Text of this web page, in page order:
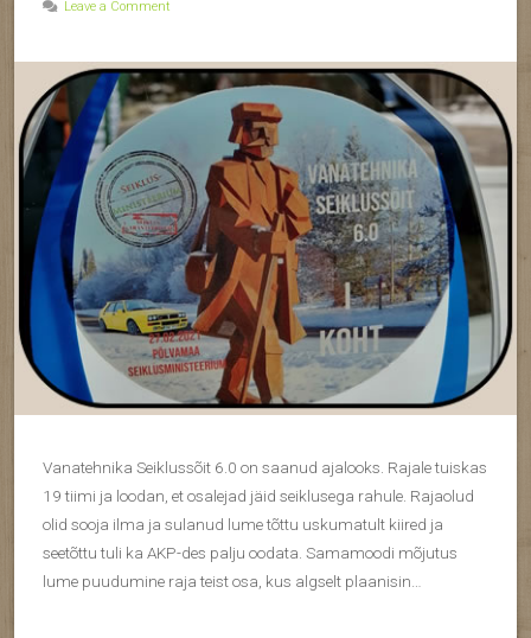
Leave a Comment
Vanatehnika Seiklussõit 6.0 on saanud ajalooks. Rajale tuiskas
19 tiimi ja loodan, et osalejad jäid seiklusega rahule. Rajaolud
olid sooja ilma ja sulanud lume tõttu uskumatult kiired ja
seetõttu tuli ka AKP-des palju oodata. Samamoodi mõjutus
lume puudumine raja teist osa, kus algselt plaanisin…